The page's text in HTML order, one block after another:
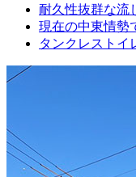
耐久性抜群な流
現在の中東情勢
タンクレストイ